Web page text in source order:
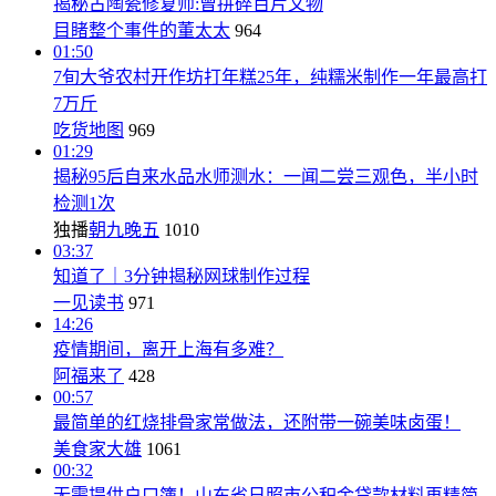
揭秘古陶瓷修复师:曾拼碎百片文物
目睹整个事件的董太太 964
01:50
7旬大爷农村开作坊打年糕25年，纯糯米制作一年最高打
7万斤
吃货地图 969
01:29
揭秘95后自来水品水师测水：一闻二尝三观色，半小时
检测1次
独播朝九晚五 1010
03:37
知道了｜3分钟揭秘网球制作过程
一见读书 971
14:26
疫情期间，离开上海有多难？
阿福来了 428
00:57
最简单的红烧排骨家常做法，还附带一碗美味卤蛋！
美食家大雄 1061
00:32